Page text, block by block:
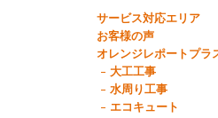
サービス対応エリア
お客様の声
オレンジレポートプラ
大工工事
水周り工事
エコキュート